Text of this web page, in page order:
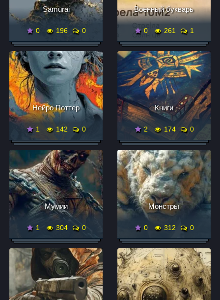
Samurai
0 196 0
Военный букварь
0 261 1
Нейро Поттер
1 142 0
Книги
2 174 0
Мумии
1 304 0
Монстры
0 312 0